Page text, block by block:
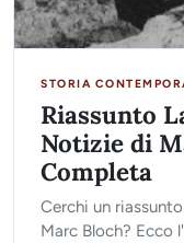
STORIA
Riassunto
Notizie di
Completa
Cerchi un
Marc Bloch? Ecco